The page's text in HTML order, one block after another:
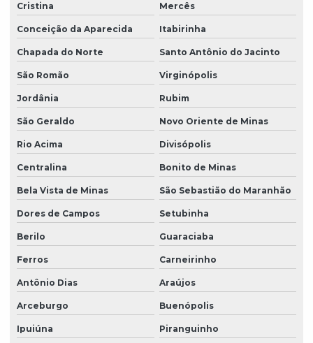
Cristina Mercês
Conceição da Aparecida Itabirinha
Chapada do Norte Santo Antônio do Jacinto
São Romão Virginópolis
Jordânia Rubim
São Geraldo Novo Oriente de Minas
Rio Acima Divisópolis
Centralina Bonito de Minas
Bela Vista de Minas São Sebastião do Maranhão
Dores de Campos Setubinha
Berilo Guaraciaba
Ferros Carneirinho
Antônio Dias Araújos
Arceburgo Buenópolis
Ipuiúna Piranguinho